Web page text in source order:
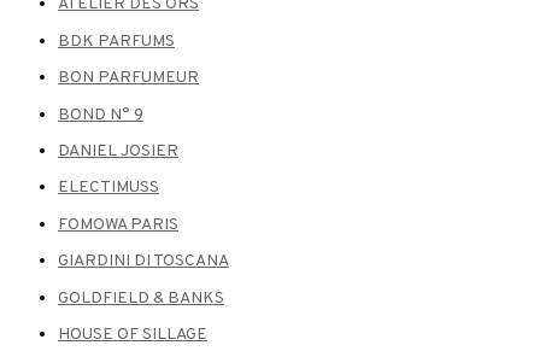
ATELIER DES ORS
BDK PARFUMS
BON PARFUMEUR
BOND N° 9
DANIEL JOSIER
ELECTIMUSS
FOMOWA PARIS
GIARDINI DI TOSCANA
GOLDFIELD & BANKS
HOUSE OF SILLAGE